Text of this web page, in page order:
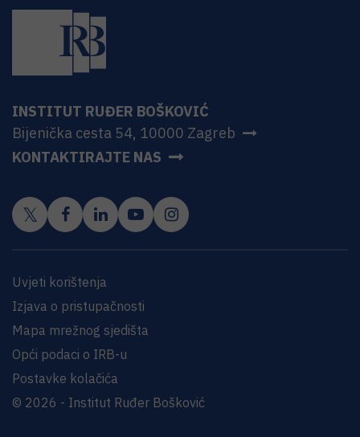
INSTITUT RUĐER BOŠKOVIĆ
Bijenička cesta 54, 10000 Zagreb
KONTAKTIRAJTE NAS
Uvjeti korištenja
Izjava o pristupačnosti
Mapa mrežnog sjedišta
Opći podaci o IRB-u
Postavke kolačića
© 2026 - Institut Ruđer Bošković